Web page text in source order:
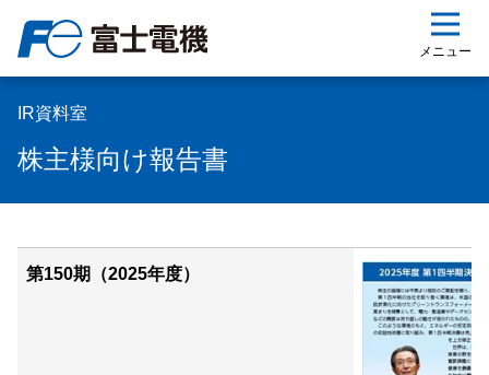
メニュー
IR資料室
株主様向け報告書
第150期（2025年度）